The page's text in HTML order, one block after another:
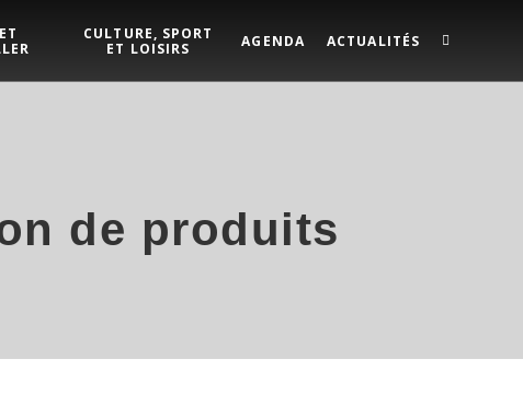
CULTURE, SPORT
ET LOISIRS
AGENDA ACTUALITÉS
de produits